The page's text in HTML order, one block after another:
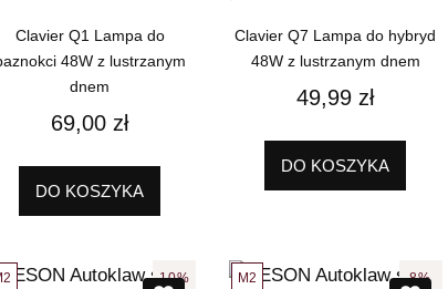
Clavier Q1 Lampa do
48W z lustrzanym
dnem
69,00 zł
DO KOSZYKA
Clavier Q7 Lampa do hybryd
48W z lustrzanym dnem
49,99 zł
DO KOSZYKA
10% 8%
M2